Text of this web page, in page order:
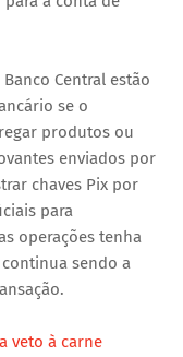
Central estão
se o
produtos ou
enviados por
chaves Pix por
para
operações tenha
sendo a
veto à carne